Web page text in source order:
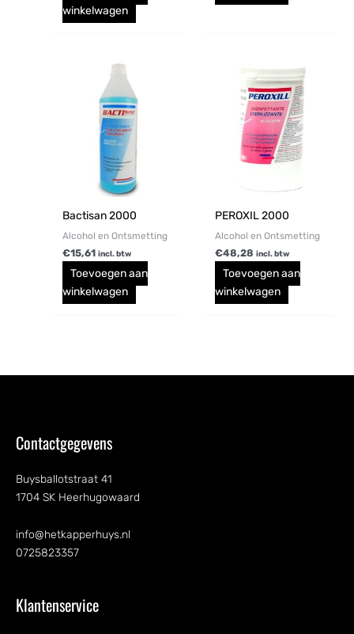
winkelwagen
Bactisan 2000
Alcohol en Ontsmetting
€15,61 incl. btw
Toevoegen aan
winkelwagen
PEROXIL 2000
Alcohol en Ontsmetting
€48,28 incl. btw
Toevoegen aan
winkelwagen
Contactgegevens
Buysballotstraat 41
1704 SK Heerhugowaard
info@hetkapperhuys.nl
0725823357
Klantenservice